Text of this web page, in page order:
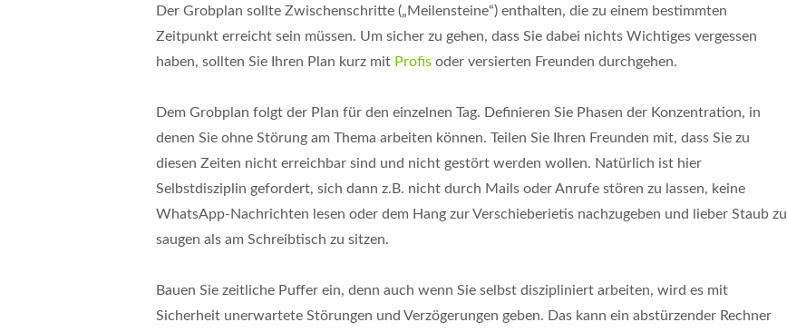
Der Grobplan sollte Zwischenschritte („Meilensteine“) enthalten, die zu einem bestimmten
Zeitpunkt erreicht sein müssen. Um sicher zu gehen, dass Sie dabei nichts Wichtiges vergessen
haben, sollten Sie Ihren Plan kurz mit Profis oder versierten Freunden durchgehen.
Dem Grobplan folgt der Plan für den einzelnen Tag. Definieren Sie Phasen der Konzentration, in
denen Sie ohne Störung am Thema arbeiten können. Teilen Sie Ihren Freunden mit, dass Sie zu
diesen Zeiten nicht erreichbar sind und nicht gestört werden wollen. Natürlich ist hier
Selbstdisziplin gefordert, sich dann z.B. nicht durch Mails oder Anrufe stören zu lassen, keine
WhatsApp-Nachrichten lesen oder dem Hang zur Verschieberietis nachzugeben und lieber Staub zu
saugen als am Schreibtisch zu sitzen.
Bauen Sie zeitliche Puffer ein, denn auch wenn Sie selbst diszipliniert arbeiten, wird es mit
Sicherheit unerwartete Störungen und Verzögerungen geben. Das kann ein abstürzender Rechner